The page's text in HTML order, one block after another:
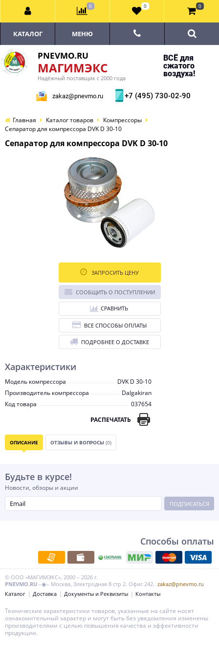
PNEVMO.RU
МАГИМЭКС
Надёжный поставщик с 2000 года
ВСЁ для
сжатого
воздуха!
zakaz@pnevmo.ru +7 (495) 730-02-90
КАТАЛОГ МЕНЮ
Главная Каталог товаров
Компрессоры
Сепаратор для компрессора DVK D 30-10
Сепаратор для компрессора DVK D 30-10
Характеристики
Модель компрессора
DVK D 30-10
Производитель компрессора
Dalgakiran
Код товара
037654
РАСПЕЧАТАТЬ
ЗАПРОСИТЬ ЦЕНУ
СООБЩИТЬ О ПОСТУПЛЕНИИ
СРАВНИТЬ
ВСЕ СПОСОБЫ ОПЛАТЫ
ПОДРОБНЕЕ О ДОСТАВКЕ
ОПИСАНИЕ ОТЗЫВЫ И ВОПРОСЫ (0)
Будьте в курсе!
Новости, обзоры и акции
ПОДПИСАТЬСЯ
Способы оплаты
© ООО «МАГИМЭКС», 2000 – 2026 г.
PNEVMO.RU –◉– Москва, Электродная 8 стр 2. Офис 242. zakaz@pnevmo.ru
Каталог
Доставка Документы и Реквизиты Контакты
0 0 0
Технические характеристики товаров, указанные на сайте носят
ознакомительный характер и могут быть без уведомления изменены
производителями с целью повышения качества и эффективности
продукции.